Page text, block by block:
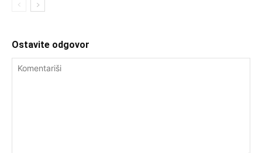
Ostavite odgovor